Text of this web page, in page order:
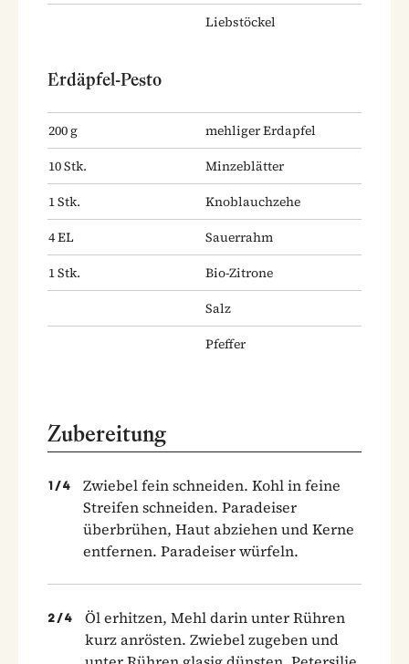
Liebstöckel
Erdäpfel-Pesto
200g
mehliger Erdapfel
10Stk.
Minzeblätter
1Stk.
Knoblauchzehe
4EL
Sauerrahm
1Stk.
Bio-Zitrone
Salz
Pfeffer
Zubereitung
1 /4
Zwiebel fein schneiden. Kohl in feine
Streifen schneiden. Paradeiser
überbrühen, Haut abziehen und Kerne
entfernen. Paradeiser würfeln.
2 /4
Öl erhitzen, Mehl darin unter Rühren
kurz anrösten. Zwiebel zugeben und